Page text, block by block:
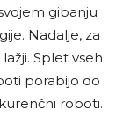
gibanju
Nadalje, za
Splet vseh
porabijo do
roboti.